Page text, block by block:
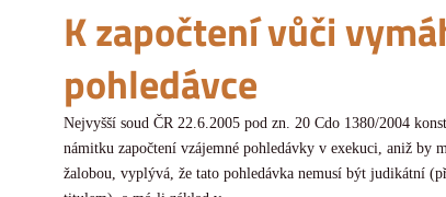
K započtení vůči
pohledávce
Nejvyšší soud ČR 22.6.2005 pod zn. 20 Cdo 1380/2004
námitku započtení vzájemné pohledávky v exekuci, aniž by
žalobou, vyplývá, že tato pohledávka nemusí být judikátní